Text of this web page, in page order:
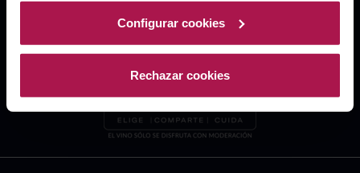
Configurar cookies
Rechazar cookies